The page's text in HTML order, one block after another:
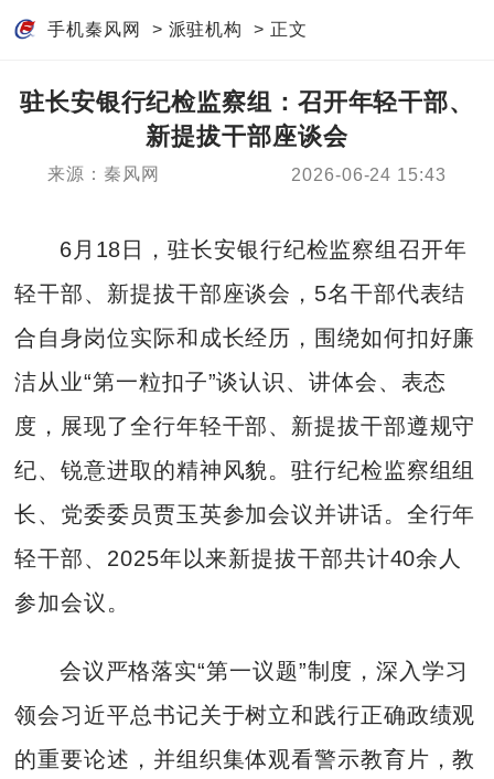
手机秦风网 > 派驻机构 > 正文
驻长安银行纪检监察组：召开年轻干部、
新提拔干部座谈会
来源：秦风网 2026-06-24 15:43
6月18日，驻长安银行纪检监察组召开年
轻干部、新提拔干部座谈会，5名干部代表结
合自身岗位实际和成长经历，围绕如何扣好廉
洁从业“第一粒扣子”谈认识、讲体会、表态
度，展现了全行年轻干部、新提拔干部遵规守
纪、锐意进取的精神风貌。驻行纪检监察组组
长、党委委员贾玉英参加会议并讲话。全行年
轻干部、2025年以来新提拔干部共计40余人
参加会议。
会议严格落实“第一议题”制度，深入学习
领会习近平总书记关于树立和践行正确政绩观
的重要论述，并组织集体观看警示教育片，教